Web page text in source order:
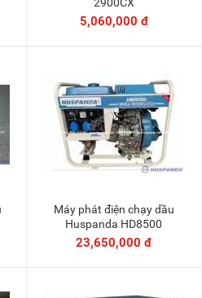
2900CX
5,060,000 đ
Thêm vào giỏ
Máy phát điện chạy dầu
Huspanda HD8500
23,650,000 đ